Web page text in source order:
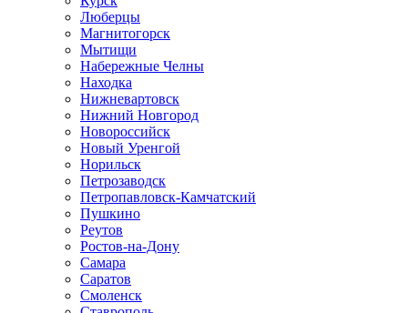
Люберцы
Магнитогорск
Мытищи
Набережные Челны
Находка
Нижневартовск
Нижний Новгород
Новороссийск
Новый Уренгой
Норильск
Петрозаводск
Петропавловск-Камчатский
Пушкино
Реутов
Ростов-на-Дону
Самара
Саратов
Смоленск